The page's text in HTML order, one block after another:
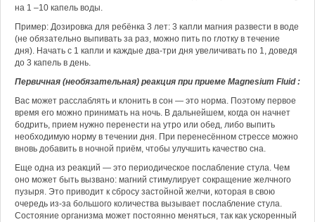
на 1 –10 капель воды.
Пример: Дозировка для ребёнка 3 лет: 3 капли магния развести в воде
(не обязательно выпивать за раз, можно пить по глотку в течение
дня). Начать с 1 капли и каждые два-три дня увеличивать по 1, доведя
до 3 капель в день.
Первичная (необязательная) реакция при приеме Magnesium Fluid :
Вас может расслаблять и клонить в сон — это норма. Поэтому первое
время его можно принимать на ночь. В дальнейшем, когда он начнет
бодрить, прием нужно перенести на утро или обед, либо выпить
необходимую норму в течении дня. При перенесённом стрессе можно
вновь добавить в ночной приём, чтобы улучшить качество сна.
Еще одна из реакций — это периодическое послабление стула. Чем
оно может быть вызвано: магний стимулирует сокращение желчного
пузыря. Это приводит к сбросу застойной желчи, которая в свою
очередь из-за большого количества вызывает послабление стула.
Состояние организма может постоянно меняться, так как ускоренный